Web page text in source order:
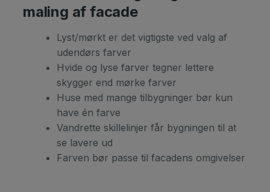
maling af facade
Lyst/mørkt er det vigtigste ved valg af
udendørs farver
Hvide og lyse farver tegner lettere
skygger end mørke farver
Huse med mange tilbygninger bør kun
have én farve
Vandrette skillelinjer får bygningen til at
se lavere ud
Farven bør passe til facadens omgivelser